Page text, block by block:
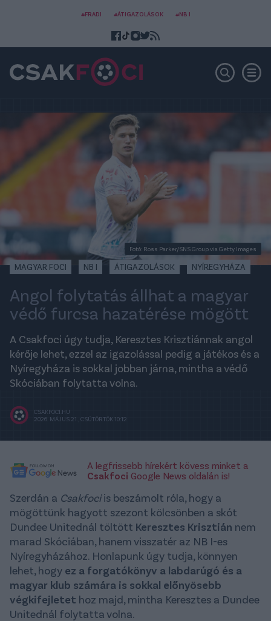
#FRADI #ÁTIGAZOLÁSOK #NB I
Fotó: Ross Parker/SNS Group via Getty Images
MAGYAR FOCI NB I ÁTIGAZOLÁSOK NYÍREGYHÁZA
Angol folytatás állhat a magyar
védő furcsa hazatérése mögött
A Csakfoci úgy tudja, Keresztes Krisztiánnak angol
kérője lehet, ezzel az igazolással pedig a játékos és a
Nyíregyháza is sokkal jobban járna, mintha a védő
Skóciában folytatta volna.
CSAKFOCI.HU
2026. MÁJUS 21., CSÜTÖRTÖK 10:12
A legfrissebb hírekért kövess minket a
Csakfoci Google News oldalán is!
Szerdán a Csakfociis beszámolt róla, hogy a
mögöttünk hagyott szezont kölcsönben a skót
Dundee Unitednál töltött Keresztes Krisztián nem
marad Skóciában, hanem visszatér az NB I-es
Nyíregyházához. Honlapunk úgy tudja, könnyen
lehet, hogy ez a forgatókönyv a labdarúgó és a
magyar klub számára is sokkal előnyösebb
végkifejletet hoz majd, mintha Keresztes a Dundee
Unitednál folytatta volna.